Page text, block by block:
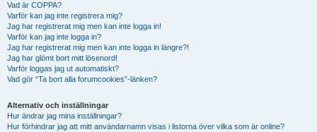
Vad är COPPA?
Varför kan jag inte registrera mig?
Jag har registrerat mig men kan inte logga in!
Varför kan jag inte logga in?
Jag har registrerat mig men kan inte logga in längre?!
Jag har glömt bort mitt lösenord!
Varför loggas jag ut automatiskt?
Vad gör “Ta bort alla forumcookies”-länken?
Alternativ och inställningar
Hur ändrar jag mina inställningar?
Hur förhindrar jag att mitt användarnamn visas i listorna över vilka som är online?